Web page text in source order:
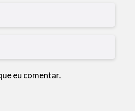
eu comentar.